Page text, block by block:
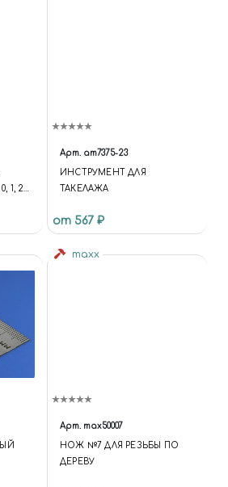
1, 2),
Арт. am7375-23
ИНСТРУМЕНТ ДЛЯ
ТАКЕЛАЖА
от 567 ₽
maxx
Арт. max50007
НОЖ №7 ДЛЯ РЕЗЬБЫ ПО
ДЕРЕВУ